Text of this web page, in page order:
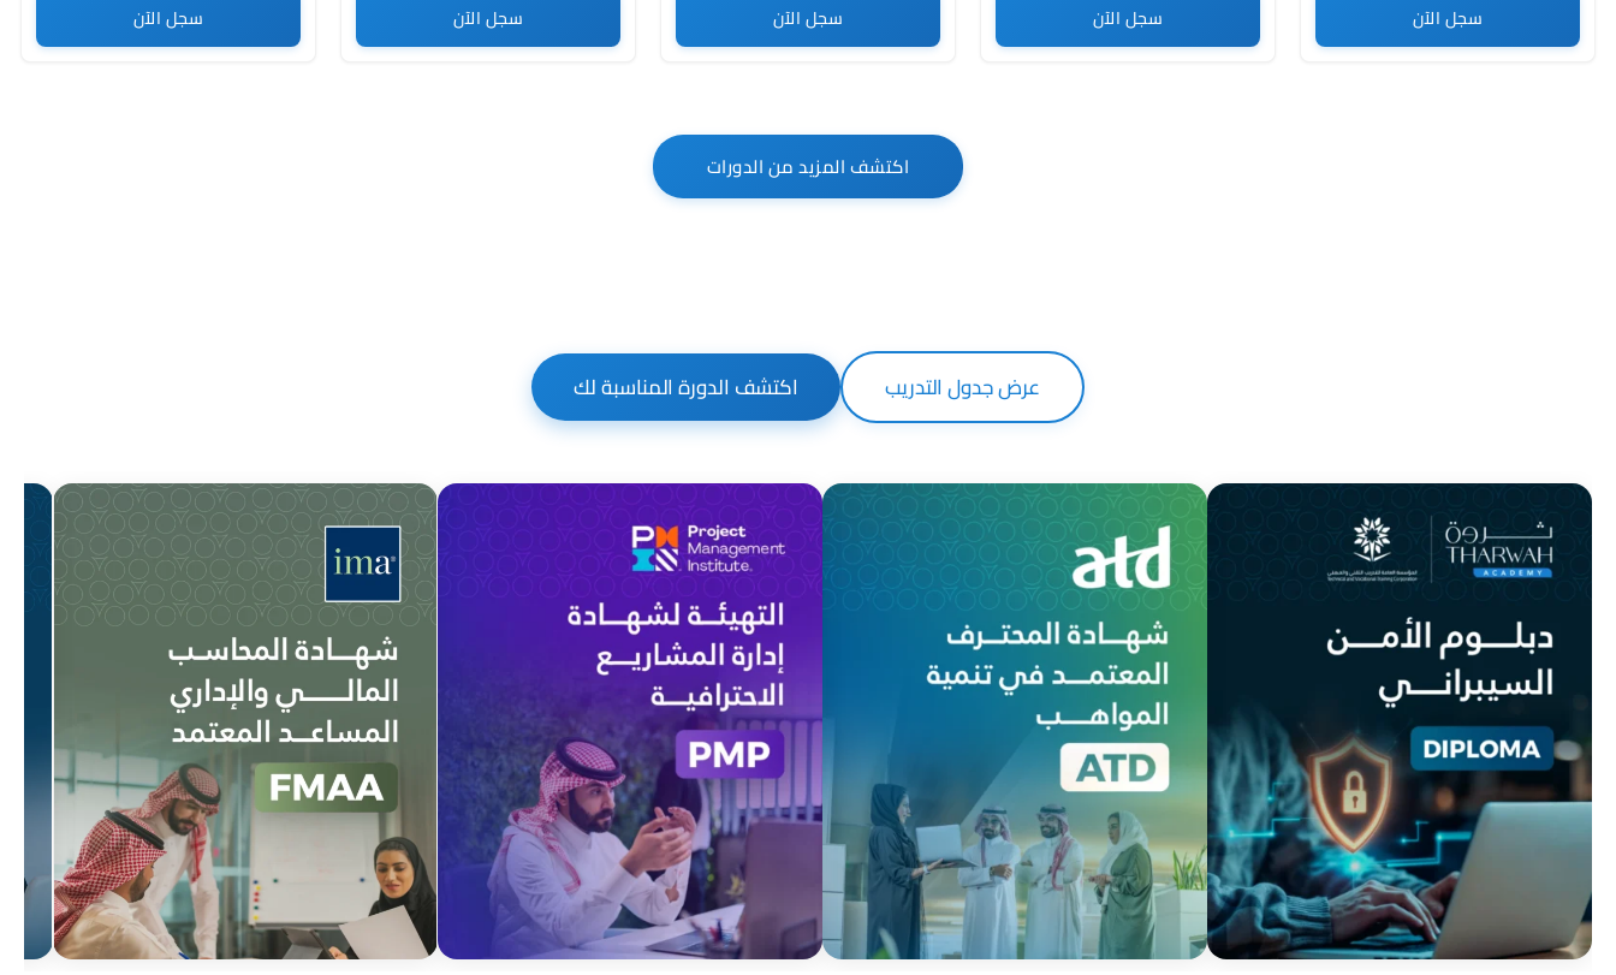
سجل الآن سجل الآن سجل الآن سجل الآن سجل الآن
اكتشف المزيد من الدورات
اكتشف الدورة المناسبة لك عرض جدول التدريب